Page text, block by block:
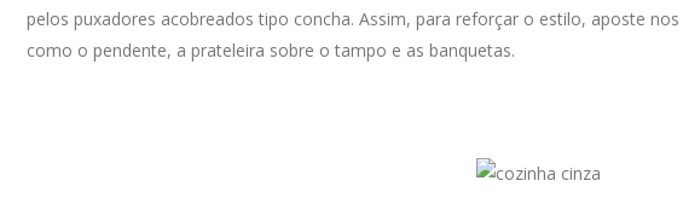
pelos puxadores acobreados tipo concha. Assim, para reforçar o estilo, aposte
como o pendente, a prateleira sobre o tampo e as banquetas.